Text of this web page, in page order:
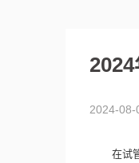
2024-08-
在试